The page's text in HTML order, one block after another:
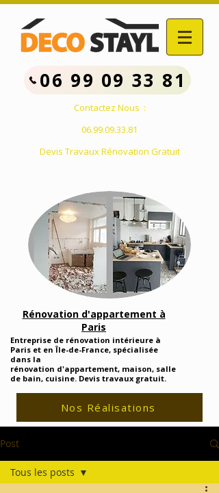
06 99 09 33 81
Contactez Nous :
06.99.09.33.81
Devis Travaux Rénovation Gratuit
Rénovation d'appartement à
Paris
Entreprise de rénovation intérieure à
Paris et en Île-de-France, spécialisée
dans la
rénovation d'appartement, maison, salle
de bain, cuisine. Devis travaux gratuit.
Nos Réalisations
Post
Tous les posts